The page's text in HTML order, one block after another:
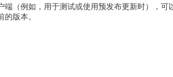
（例如，用于测试或使用预发布更新时），可
版本。